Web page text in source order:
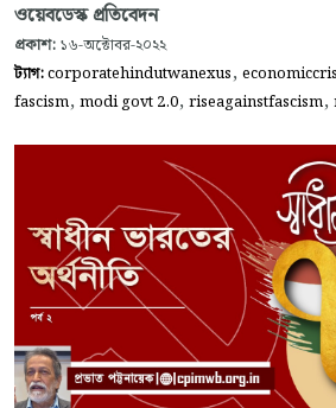
ওয়েবডেস্ক প্রতিবেদন
প্রকাশ: ১৬-অক্টোবর-২০২২
ট্যাগ:corporatehindutwanexus,
fascism, modi govt 2.0, riseagainstfascism,